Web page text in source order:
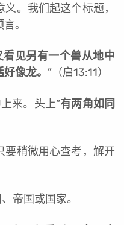
。我们起这个标题，
。
看见另有一个兽从地中
像龙。 ”（启13:11）
上来。头上“有两角如同
要稍微用心查考，解开
帝国或国家。